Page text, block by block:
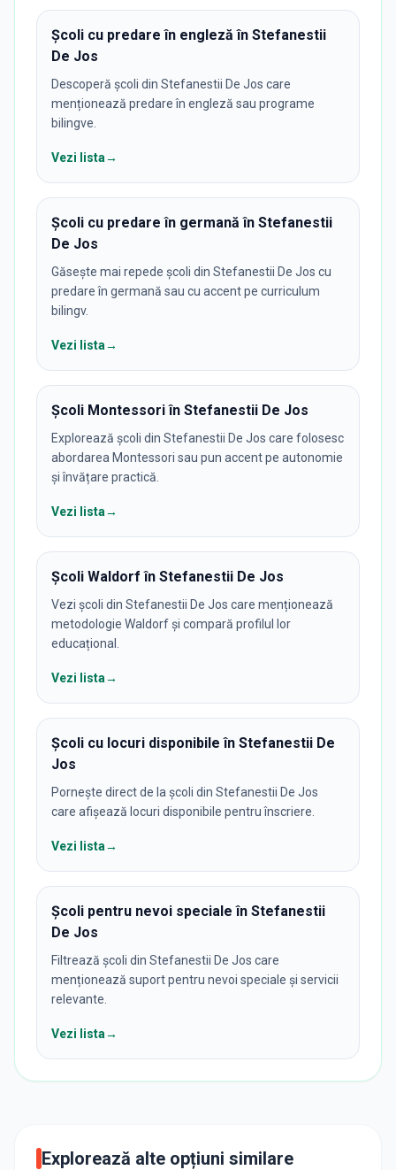
Școli cu predare în engleză în Stefanestii
De Jos
Descoperă școli din Stefanestii De Jos care
menționează predare în engleză sau programe
bilingve.
Vezi lista→
Școli cu predare în germană în Stefanestii
De Jos
Găsește mai repede școli din Stefanestii De Jos cu
predare în germană sau cu accent pe curriculum
bilingv.
Vezi lista→
Școli Montessori în Stefanestii De Jos
Explorează școli din Stefanestii De Jos care folosesc
abordarea Montessori sau pun accent pe autonomie
și învățare practică.
Vezi lista→
Școli Waldorf în Stefanestii De Jos
Vezi școli din Stefanestii De Jos care menționează
metodologie Waldorf și compară profilul lor
educațional.
Vezi lista→
Școli cu locuri disponibile în Stefanestii De
Jos
Pornește direct de la școli din Stefanestii De Jos
care afișează locuri disponibile pentru înscriere.
Vezi lista→
Școli pentru nevoi speciale în Stefanestii
De Jos
Filtrează școli din Stefanestii De Jos care
menționează suport pentru nevoi speciale și servicii
relevante.
Vezi lista→
Explorează alte opțiuni similare